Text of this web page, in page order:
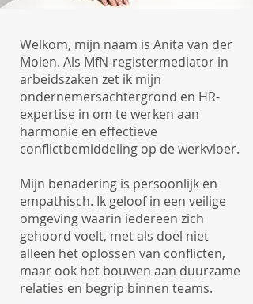
Welkom, mijn naam is Anita van der
Molen. Als MfN-registermediator in
arbeidszaken zet ik mijn
ondernemersachtergrond en HR-
expertise in om te werken aan
harmonie en effectieve
conflictbemiddeling op de werkvloer.
Mijn benadering is persoonlijk en
empathisch. Ik geloof in een veilige
omgeving waarin iedereen zich
gehoord voelt, met als doel niet
alleen het oplossen van conflicten,
maar ook het bouwen aan duurzame
relaties en begrip binnen teams.